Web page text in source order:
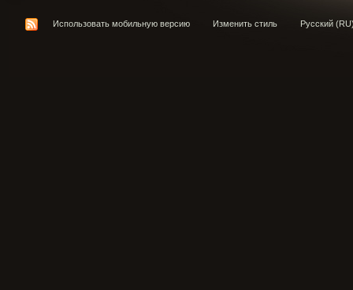
Использовать мобильную версию Изменить стиль Русский